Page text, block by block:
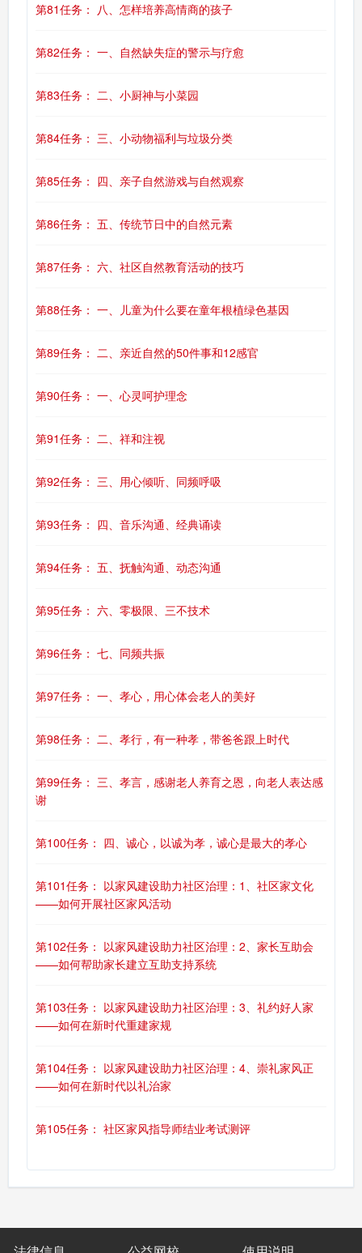
第81任务： 八、怎样培养高情商的孩子
第82任务： 一、自然缺失症的警示与疗愈
第83任务： 二、小厨神与小菜园
第84任务： 三、小动物福利与垃圾分类
第85任务： 四、亲子自然游戏与自然观察
第86任务： 五、传统节日中的自然元素
第87任务： 六、社区自然教育活动的技巧
第88任务： 一、儿童为什么要在童年根植绿色基因
第89任务： 二、亲近自然的50件事和12感官
第90任务： 一、心灵呵护理念
第91任务： 二、祥和注视
第92任务： 三、用心倾听、同频呼吸
第93任务： 四、音乐沟通、经典诵读
第94任务： 五、抚触沟通、动态沟通
第95任务： 六、零极限、三不技术
第96任务： 七、同频共振
第97任务： 一、孝心，用心体会老人的美好
第98任务： 二、孝行，有一种孝，带爸爸跟上时代
第99任务： 三、孝言，感谢老人养育之恩，向老人表达感
谢
第100任务： 四、诚心，以诚为孝，诚心是最大的孝心
第101任务： 以家风建设助力社区治理：1、社区家文化
——如何开展社区家风活动
第102任务： 以家风建设助力社区治理：2、家长互助会
——如何帮助家长建立互助支持系统
第103任务： 以家风建设助力社区治理：3、礼约好人家
——如何在新时代重建家规
第104任务： 以家风建设助力社区治理：4、崇礼家风正
——如何在新时代以礼治家
第105任务： 社区家风指导师结业考试测评